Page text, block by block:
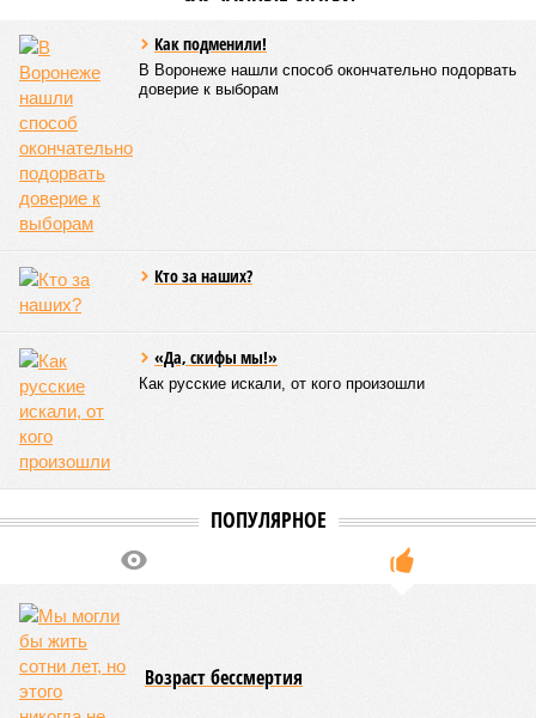
Как подменили!
В Воронеже нашли способ окончательно подорвать
доверие к выборам
Кто за наших?
«Да, скифы мы!»
Как русские искали, от кого произошли
ПОПУЛЯРНОЕ
Возраст бессмертия